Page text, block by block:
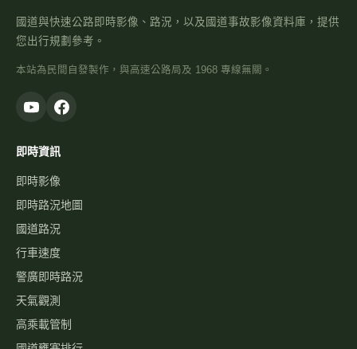
國道與快速公路即時影像、路況，以及國道事故影像資料庫，提供
您出行規劃參考。
本站為民間自發製作，與高速公路局及 1968 專線無關。
即時資訊
即時影像
即時路況地圖
國道路況
行車速度
警廣即時路況
天氣觀測
高乘載管制